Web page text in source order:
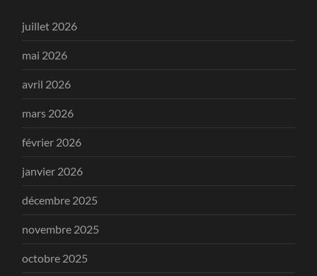
juillet 2026
mai 2026
avril 2026
mars 2026
février 2026
janvier 2026
décembre 2025
novembre 2025
octobre 2025